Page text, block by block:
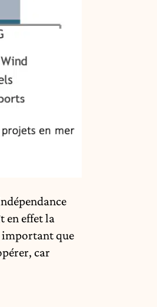
en effet la
important que
car